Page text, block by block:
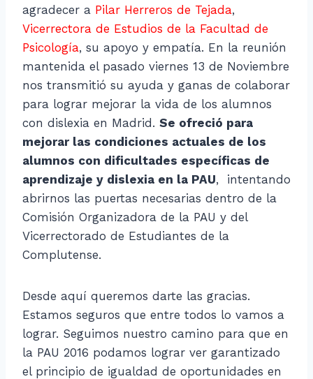
agradecer a Pilar Herreros de Tejada,
Vicerrectora de Estudios de la Facultad de
Psicología, su apoyo y empatía. En la reunión
mantenida el pasado viernes 13 de Noviembre
nos transmitió su ayuda y ganas de colaborar
para lograr mejorar la vida de los alumnos
con dislexia en Madrid. Se ofreció para
mejorar las condiciones actuales de los
alumnos con dificultades específicas de
aprendizaje y dislexia en la PAU, intentando
abrirnos las puertas necesarias dentro de la
Comisión Organizadora de la PAU y del
Vicerrectorado de Estudiantes de la
Complutense.
Desde aquí queremos darte las gracias.
Estamos seguros que entre todos lo vamos a
lograr. Seguimos nuestro camino para que en
la PAU 2016 podamos lograr ver garantizado
el principio de igualdad de oportunidades en